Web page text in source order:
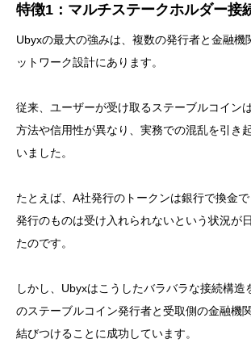
特徴1：マルチステークホルダー接
Ubyxの最大の強みは、複数の発行者と金融機
ットワーク設計にあります。
従来、ユーザーが受け取るステーブルコイン
方法や信用性が異なり、実務での混乱を引き
いました。
たとえば、A社発行のトークンは銀行で換金
発行のものは受け入れられないという状況が
たのです。
しかし、Ubyxはこうしたバラバラな接続構造
のステーブルコイン発行者と受取側の金融機
結びつけることに成功しています。